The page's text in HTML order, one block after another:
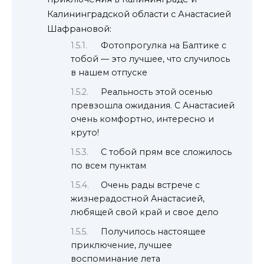
Калининградской области с Анастасией
Шафрановой:
Фотопрогулка на Балтике с
тобой — это лучшее, что случилось
в нашем отпуске
Реальность этой осенью
превзошла ожидания. С Анастасией
очень комфортно, интересно и
круто!
С тобой прям все сложилось
по всем пунктам
Очень рады встрече с
жизнерадостной Анастасией,
любящей свой край и свое дело
Получилось настоящее
приключение, лучшее
воспоминание лета